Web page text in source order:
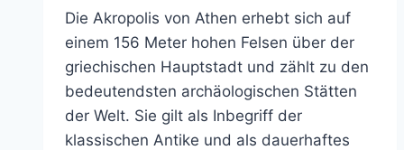
Die Akropolis von Athen erhebt sich auf
einem 156 Meter hohen Felsen über der
griechischen Hauptstadt und zählt zu den
bedeutendsten archäologischen Stätten
der Welt. Sie gilt als Inbegriff der
klassischen Antike und als dauerhaftes